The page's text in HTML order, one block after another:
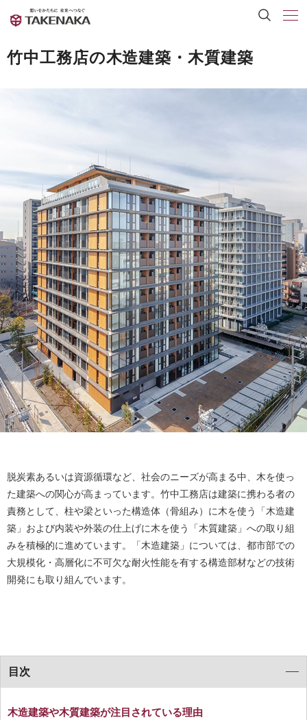
竹中工務店の木造建築・木質建築
脱炭素あるいは資源循環など、社会のニーズが高まる中、木を使っ
た建築への関心が高まっています。竹中工務店は建築に携わる者の
責務として、柱や梁といった構造体（骨組み）に木を使う「木造建
築」および内装や外装の仕上げに木を使う「木質建築」への取り組
みを積極的に進めています。「木造建築」については、都市部での
大規模化・高層化に不可欠な耐火性能を有する構造部材などの技術
開発にも取り組んでいます。
目次
木造建築や木質建築が注目されている理由